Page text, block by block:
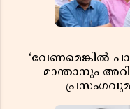
‘വേണമെങ്കിൽ
മാന്താനും